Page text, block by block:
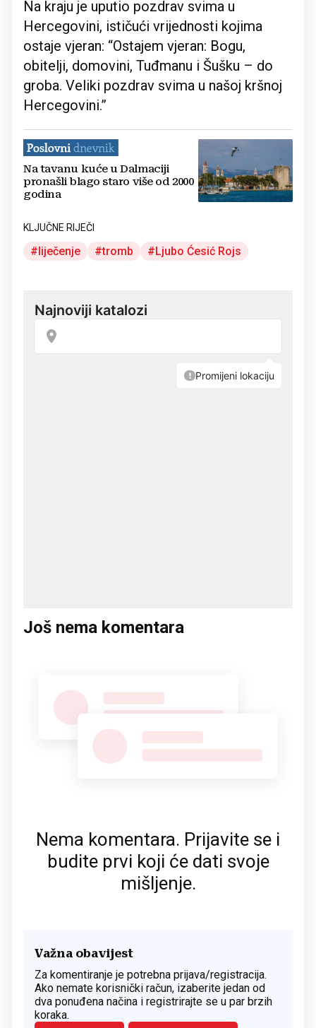
Na kraju je uputio pozdrav svima u
Hercegovini, ističući vrijednosti kojima
ostaje vjeran: “Ostajem vjeran: Bogu,
obitelji, domovini, Tuđmanu i Šušku – do
groba. Veliki pozdrav svima u našoj kršnoj
Hercegovini.”
Na tavanu kuće u Dalmaciji
pronašli blago staro više od 2000
godina
KLJUČNE RIJEČI
liječenje tromb Ljubo Ćesić Rojs
Još nema komentara
Nema komentara. Prijavite se i
budite prvi koji će dati svoje
mišljenje.
Važna obavijest
Za komentiranje je potrebna prijava/registracija.
Ako nemate korisnički račun, izaberite jedan od
dva ponuđena načina i registrirajte se u par brzih
koraka.